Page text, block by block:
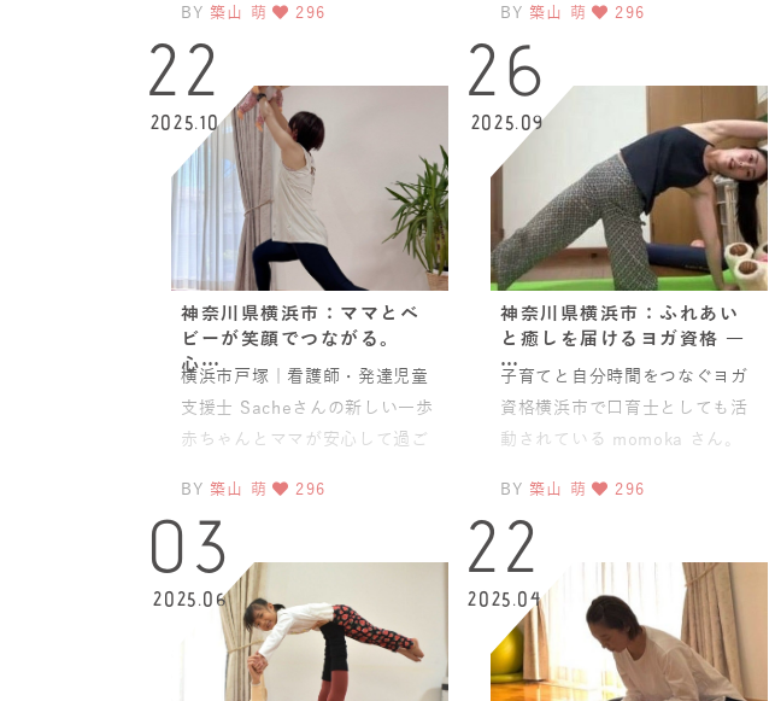
インストラクター養成
BY 築山 萌 296
ベビーチャクラマッサージ
BY 築山 萌 296
22
2025.10
神奈川県横浜市：ママとベ
ビーが笑顔でつながる。
心…
横浜市戸塚｜看護師・発達児童
支援士 Sacheさんの新しい一歩
赤ちゃんとママが安心して過ご
な温かい想いから、Sa
BY 築山 萌 296
26
2025.09
神奈川県横浜市：ふれあい
と癒しを届けるヨガ資格 ―
…
子育てと自分時間をつなぐヨガ
資格横浜市で口育士としても活
動されている momoka さん。
ストラクター養成講座」
BY 築山 萌 296
03
2025.06
22
2025.04